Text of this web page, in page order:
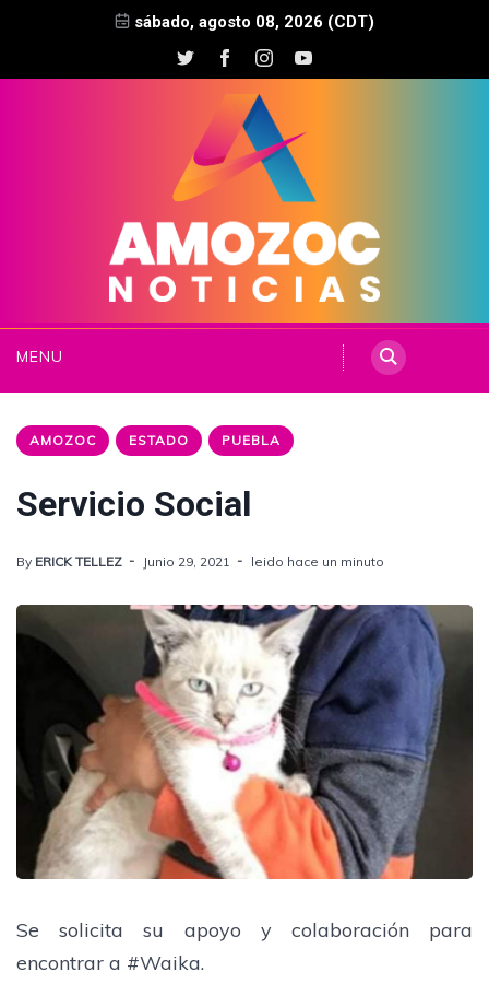
sábado, agosto 08, 2026 (CDT)
MENU
AMOZOC ESTADO PUEBLA
Servicio Social
By ERICK TELLEZ Junio 29, 2021 leido hace un minuto
Se solicita su apoyo y colaboración para
encontrar a #Waika.